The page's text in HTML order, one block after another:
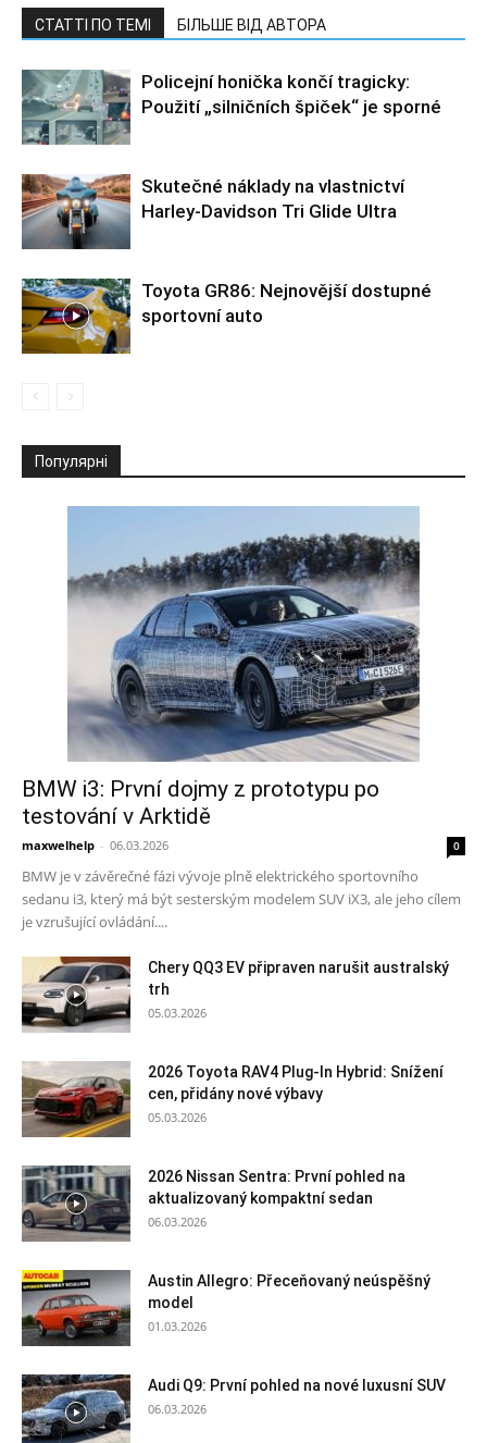
СТАТТІ ПО ТЕМІ БІЛЬШЕ ВІД АВТОРА
Policejní honička končí tragicky:
Použití „silničních špiček“ je sporné
Skutečné náklady na vlastnictví
Harley-Davidson Tri Glide Ultra
Toyota GR86: Nejnovější dostupné
sportovní auto
Популярні
BMW i3: První dojmy z prototypu po
testování v Arktidě
maxwelhelp - 06.03.2026 0
BMW je v závěrečné fázi vývoje plně elektrického sportovního
sedanu i3, který má být sesterským modelem SUV iX3, ale jeho cílem
je vzrušující ovládání....
Chery QQ3 EV připraven narušit australský
trh
05.03.2026
2026 Toyota RAV4 Plug-In Hybrid: Snížení
cen, přidány nové výbavy
05.03.2026
2026 Nissan Sentra: První pohled na
aktualizovaný kompaktní sedan
06.03.2026
Austin Allegro: Přeceňovaný neúspěšný
model
01.03.2026
Audi Q9: První pohled na nové luxusní SUV
06.03.2026